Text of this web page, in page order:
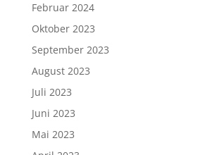
Februar 2024
Oktober 2023
September 2023
August 2023
Juli 2023
Juni 2023
Mai 2023